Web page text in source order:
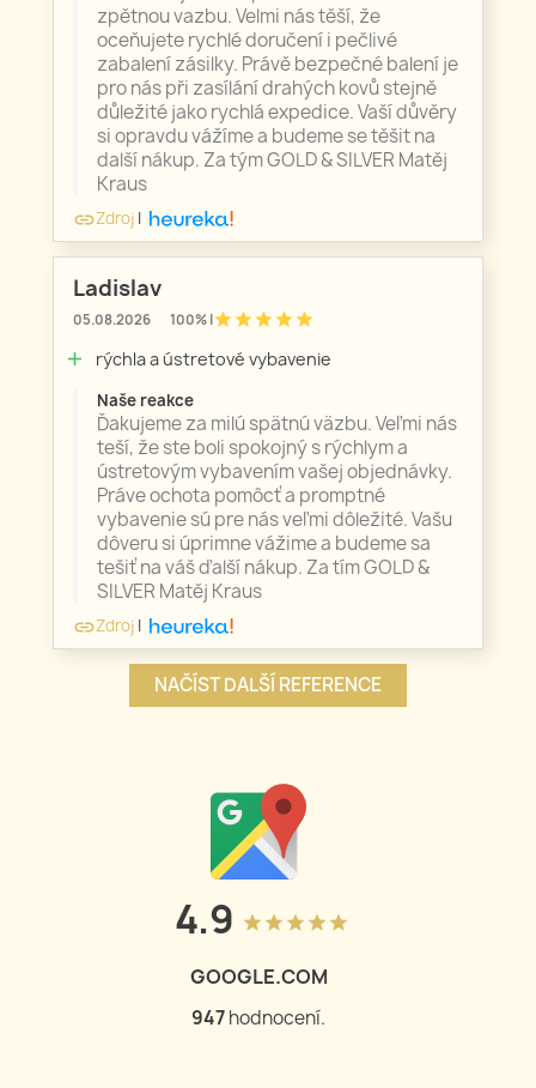
zpětnou vazbu. Velmi nás těší, že
oceňujete rychlé doručení i pečlivé
zabalení zásilky. Právě bezpečné balení je
pro nás při zasílání drahých kovů stejně
důležité jako rychlá expedice. Vaší důvěry
si opravdu vážíme a budeme se těšit na
další nákup. Za tým GOLD & SILVER Matěj
Kraus
linkZdroj |
Ladislav
05.08.2026 100% |starstarstarstarstar
add rýchla a ústretové vybavenie
Naše reakce
Ďakujeme za milú spätnú väzbu. Veľmi nás
teší, že ste boli spokojný s rýchlym a
ústretovým vybavením vašej objednávky.
Práve ochota pomôcť a promptné
vybavenie sú pre nás veľmi dôležité. Vašu
dôveru si úprimne vážime a budeme sa
tešiť na váš ďalší nákup. Za tím GOLD &
SILVER Matěj Kraus
linkZdroj |
NAČÍST DALŠÍ REFERENCE
4.9 grade grade grade grade grade
GOOGLE.COM
947hodnocení.